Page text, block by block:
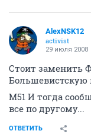
AlexNSK12
activist
29 июля 2008
Стоит заменить
Большевистскую
М51 И тогда
все по другому...
ОТВЕТИТЬ